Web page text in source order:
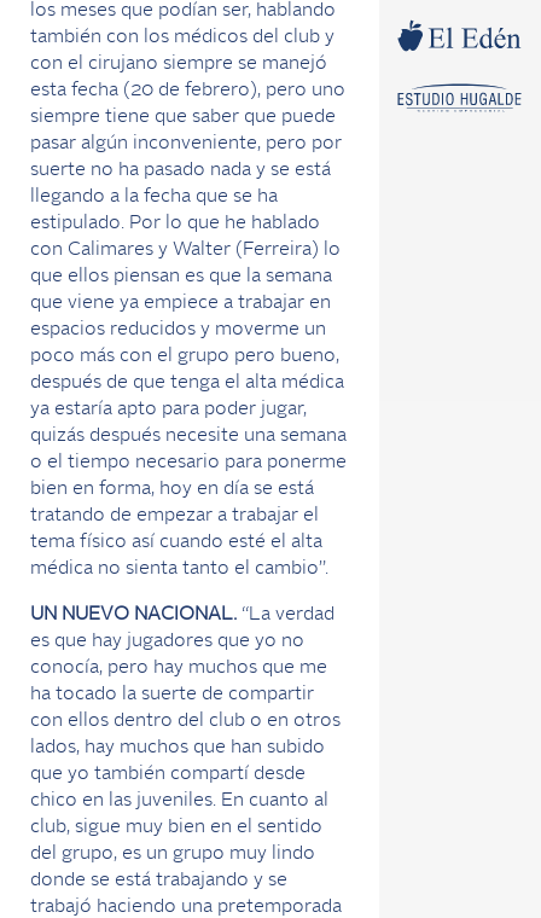
los meses que podían ser, hablando
también con los médicos del club y
con el cirujano siempre se manejó
esta fecha (20 de febrero), pero uno
siempre tiene que saber que puede
pasar algún inconveniente, pero por
suerte no ha pasado nada y se está
llegando a la fecha que se ha
estipulado. Por lo que he hablado
con Calimares y Walter (Ferreira) lo
que ellos piensan es que la semana
que viene ya empiece a trabajar en
espacios reducidos y moverme un
poco más con el grupo pero bueno,
después de que tenga el alta médica
ya estaría apto para poder jugar,
quizás después necesite una semana
o el tiempo necesario para ponerme
bien en forma, hoy en día se está
tratando de empezar a trabajar el
tema físico así cuando esté el alta
médica no sienta tanto el cambio”.
UN NUEVO NACIONAL. “La verdad
es que hay jugadores que yo no
conocía, pero hay muchos que me
ha tocado la suerte de compartir
con ellos dentro del club o en otros
lados, hay muchos que han subido
que yo también compartí desde
chico en las juveniles. En cuanto al
club, sigue muy bien en el sentido
del grupo, es un grupo muy lindo
donde se está trabajando y se
trabajó haciendo una pretemporada